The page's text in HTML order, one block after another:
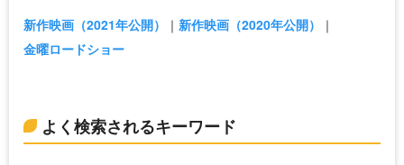
新作映画（2021年公開）
新作映画（2020年公開）
金曜ロードショー
よく検索されるキーワード